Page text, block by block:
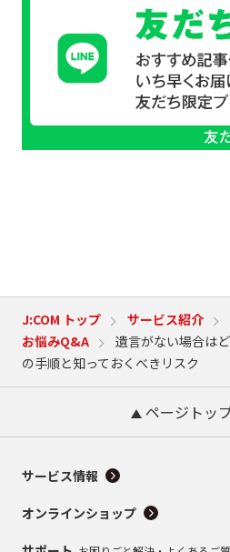
J:COM トップ サービス紹介
お悩みQ&A
遺言がない場合は
の手順と知っておくべきリスク
ページトッ
サービス情報
オンラインショップ